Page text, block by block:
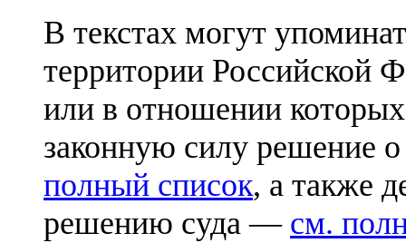
В текстах могут
территории Российской
или в отношении
законную силу решение
полный список, а также
решению суда — см.